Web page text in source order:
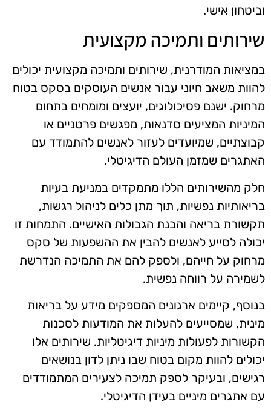
וביטחון אישי.
שירותים ותמיכה מקצועית
במציאות המודרנית, שירותים ותמיכה מקצועית יכולים
להוות משאב חיוני עבור אנשים העוסקים בסקס בטוח
מרחוק. ישנם פסיכולוגים, יועצים ומומחים בתחום
המיניות המציעים סדנאות, מפגשים פרטניים או
קבוצתיים, שמיועדים לעזור לאנשים להתמודד עם
האתגרים שמזמן העולם הדיגיטלי.
חלק מהשירותים הללו מתמקדים במניעת בעיות
בריאותיות נפשיות, תוך מתן כלים לניהול רגשות,
תקשורת בריאה והבנת הגבולות האישיים. התמחות זו
יכולה לסייע לאנשים להבין את ההשפעות של סקס
מרחוק על חייהם, ולספק להם את התמיכה הנדרשת
לשמירה על רווחה נפשית.
בנוסף, קיימים ארגונים המספקים מידע על בריאות
מינית, שמסייעים להעלות את המודעות לסכנות
הקשורות לפעולות מיניות דיגיטליות. שירותים אלו
יכולים להוות מקום בטוח שבו ניתן לדון בנושאים
רגישים, ובעיקר לספק תמיכה לצעירים המתמודדים
עם אתגרים מיניים בעידן הדיגיטלי.